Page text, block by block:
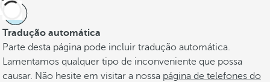
Tradução automática
Parte desta página pode incluir tradução automática.
Lamentamos qualquer tipo de inconveniente que possa
causar. Não hesite em visitar a nossa página de telefones do